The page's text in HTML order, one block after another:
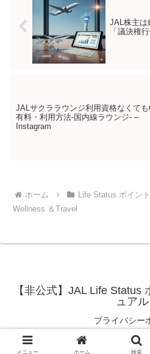
JAL株主は
「議決権
JALサクララウンジ利用資格なくて
有料・利用方法-国内線ラウンジ- –
Instagram
ホーム Life Status ポイン
Wellness ＆Travel
【非公式】JAL Life
ュアル
プライバシー
© 2024 【非公式】JAL Life Status
メニュー ホーム 検索